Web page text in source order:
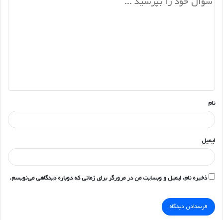
*
نام
ایمیل
ذخیره نام، ایمیل و وبسایت من در مرورگر برای زمانی که دوباره دیدگاهی می‌نویسم.